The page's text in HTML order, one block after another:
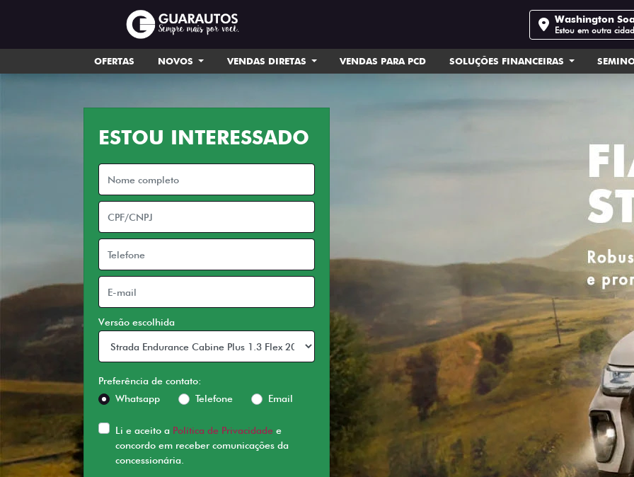
Washington
Estou em outra
OFERTAS NOVOS VENDAS DIRETAS VENDAS PARA PCD SOLUÇÕES FINANCEIRAS
ESTOU INTERESSADO
Versão escolhida
Preferência de contato:
Whatsapp
Telefone Email
Li e aceito a Política de Privacidade e
concordo em receber comunicações da
concessionária.